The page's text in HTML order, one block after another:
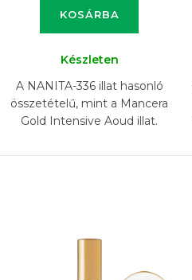
KOSÁRBA
Készleten
A NANITA-336 illat hasonló
összetételű, mint a Mancera
Gold Intensive Aoud illat.